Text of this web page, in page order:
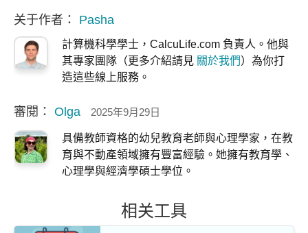
关于作者： Pasha
計算機科學學士，CalcuLife.com 負責人。他與
其專家團隊（更多介紹請見 關於我們）為你打
造這些線上服務。
審閱： Olga 2025年9月29日
具備教師資格的幼兒教育老師與心理學家，在教
育與不動產領域擁有豐富經驗。她擁有教育學、
心理學與經濟學碩士學位。
相关工具